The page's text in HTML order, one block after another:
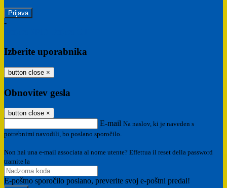
-
Izberite uporabnika
button close ×
Obnovitev gesla
button close ×
E-mail Na naslov, ki je naveden s
potrebnimi navodili, bo poslano sporočilo.
Non hai una e-mail associata al nome utente? Effettua il reset della password
tramite la
E-poštno sporočilo poslano, preverite svoj e-poštni predal!